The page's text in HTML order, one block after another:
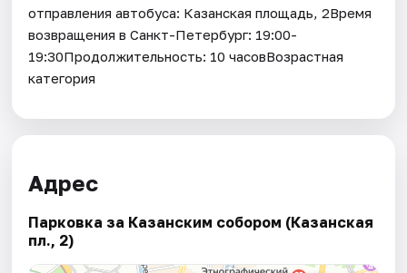
отправления автобуса: Казанская площадь, 2Время
возвращения в Санкт-Петербург: 19:00-
19:30Продолжительность: 10 часовВозрастная
категория
Адрес
Парковка за Казанским собором (Казанская
пл., 2)